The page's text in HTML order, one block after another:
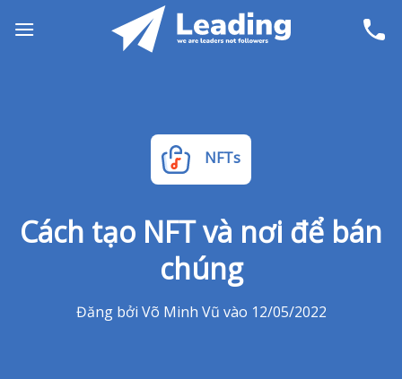
NFTs
Cách tạo NFT và nơi để bán
chúng
Đăng bởi Võ Minh Vũ vào 12/05/2022